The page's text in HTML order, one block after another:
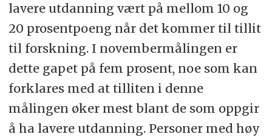
lavere utdanning vært på mellom 10 og
20 prosentpoeng når det kommer til tillit
til forskning. I novembermålingen er
dette gapet på fem prosent, noe som kan
forklares med at tilliten i denne
målingen øker mest blant de som oppgir
å ha lavere utdanning. Personer med høy